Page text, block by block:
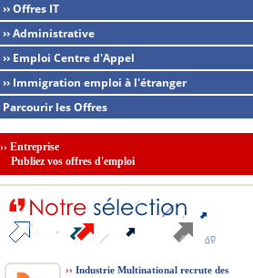
›› Offres IT
›› Administrative
›› Emploi Centre d'Appel
›› Immigration emploi à l'étranger
Parcourir les Offres
›› Entreprise
Publiez vos offres d'emploi
›› Industrie Multinational recrute des